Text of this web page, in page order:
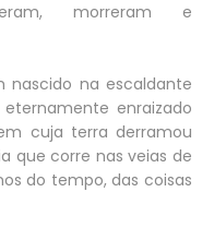
morreram e
nascido na escaldante
enraizado
cuja terra derramou
que corre nas veias de
do tempo, das coisas